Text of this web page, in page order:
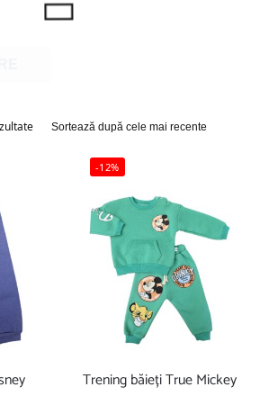
-12%
Trening băieți True Mickey